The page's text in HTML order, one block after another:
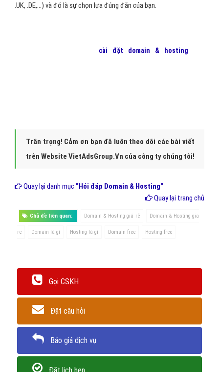
.UK, .DE,...) và đó là sự chọn lựa đúng đắn của bạn.
cài đặt domain & hosting
Trân trọng! Cảm ơn bạn đã luôn theo dõi các bài viết
trên Website VietAdsGroup.Vn của công ty chúng tôi!
Quay lại danh mục "Hỏi đáp Domain & Hosting"
Quay lại trang chủ
Chủ đề liên quan: Domain & Hosting giá rẻ Domain & Hosting gia
re Domain là gì Hosting là gì Domain free Hosting free
Gọi CSKH
Đặt câu hỏi
Báo giá dịch vụ